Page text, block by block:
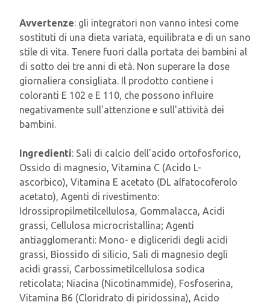
Avvertenze: gli integratori non vanno intesi come
sostituti di una dieta variata, equilibrata e di un sano
stile di vita. Tenere fuori dalla portata dei bambini al
di sotto dei tre anni di età. Non superare la dose
giornaliera consigliata. Il prodotto contiene i
coloranti E 102 e E 110, che possono influire
negativamente sull'attenzione e sull'attività dei
bambini.
Ingredienti: Sali di calcio dell'acido ortofosforico,
Ossido di magnesio, Vitamina C (Acido L-
ascorbico), Vitamina E acetato (DL alfatocoferolo
acetato), Agenti di rivestimento:
Idrossipropilmetilcellulosa, Gommalacca, Acidi
grassi, Cellulosa microcristallina; Agenti
antiagglomeranti: Mono- e digliceridi degli acidi
grassi, Biossido di silicio, Sali di magnesio degli
acidi grassi, Carbossimetilcellulosa sodica
reticolata; Niacina (Nicotinammide), Fosfoserina,
Vitamina B6 (Cloridrato di piridossina), Acido